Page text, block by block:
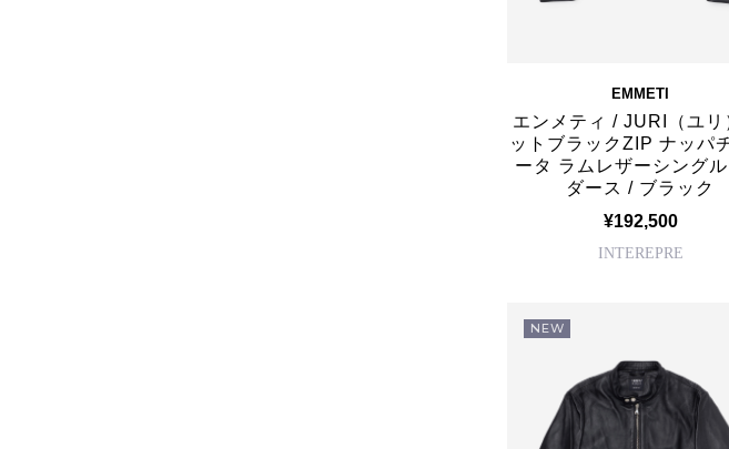
EMMETI
エンメティ / JURI（ユリ
ットブラックZIP ナッパ
ータ ラムレザーシングル
ダース / ブラック
¥192,500
INTEREPRE
NEW